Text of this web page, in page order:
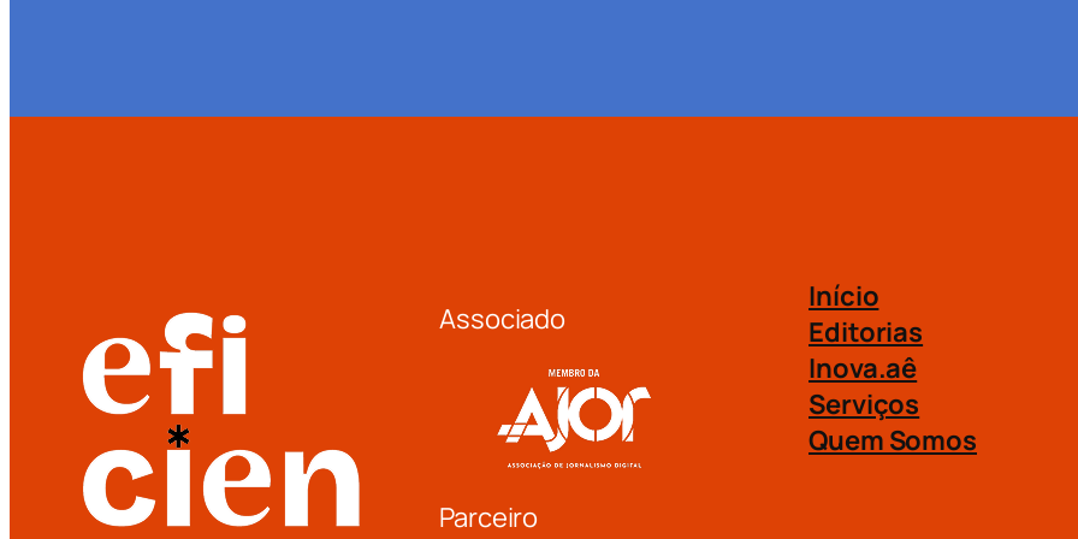
Associado
Parceiro
Início
Editorias
Inova.aê
Serviços
Quem Somos